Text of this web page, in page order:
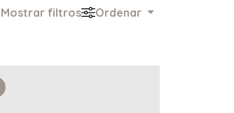
Mostrar filtros Ordenar